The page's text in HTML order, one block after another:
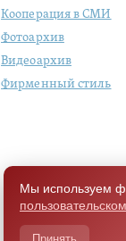
Кооперация в СМИ
Фотоархив
Видеоархив
Фирменный стиль
Мы используем